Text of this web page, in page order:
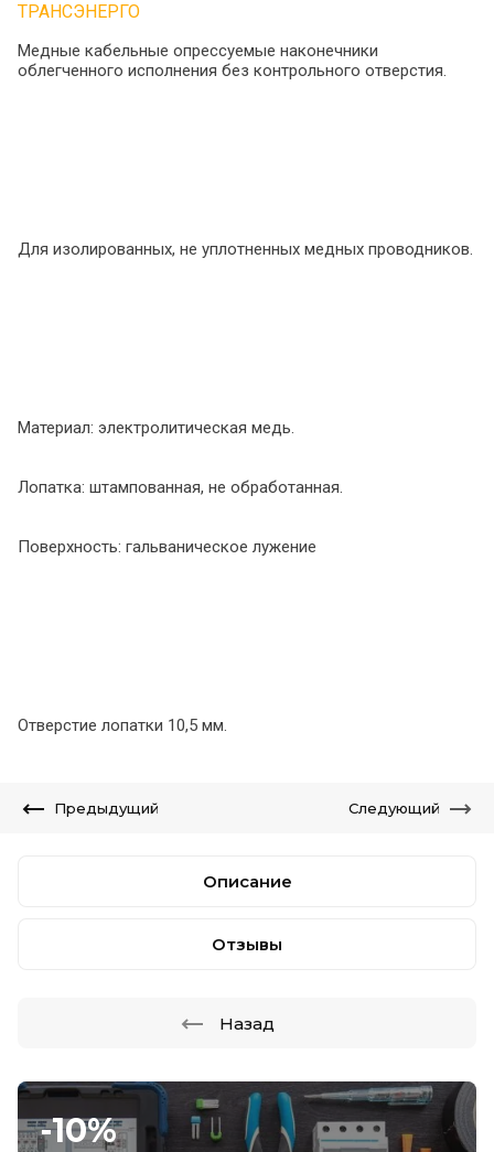
-10%
ТРАНСЭНЕРГО
Медные кабельные опрессуемые наконечники
облегченного исполнения без контрольного отверстия.
Для изолированных, не уплотненных медных проводников.
Материал: электролитическая медь.
Лопатка: штампованная, не обработанная.
Поверхность: гальваническое лужение
Отверстие лопатки 10,5 мм.
Предыдущий Следующий
Описание
Отзывы
Назад